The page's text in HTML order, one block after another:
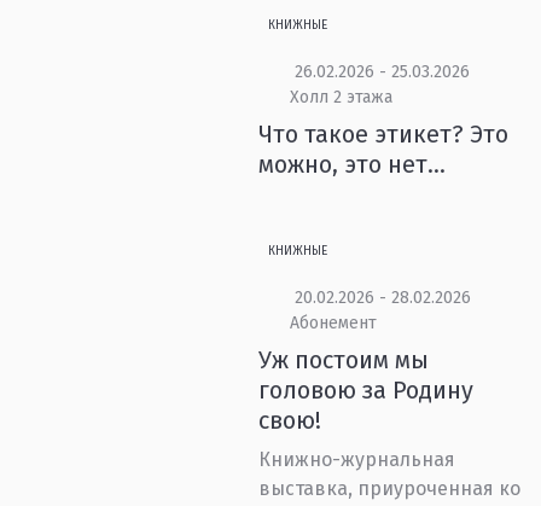
КНИЖНЫЕ
26.02.2026 - 25.03.2026
Холл 2 этажа
Что такое этикет? Это
можно, это нет…
КНИЖНЫЕ
20.02.2026 - 28.02.2026
Абонемент
Уж постоим мы
головою за Родину
свою!
Книжно-журнальная
выставка, приуроченная ко